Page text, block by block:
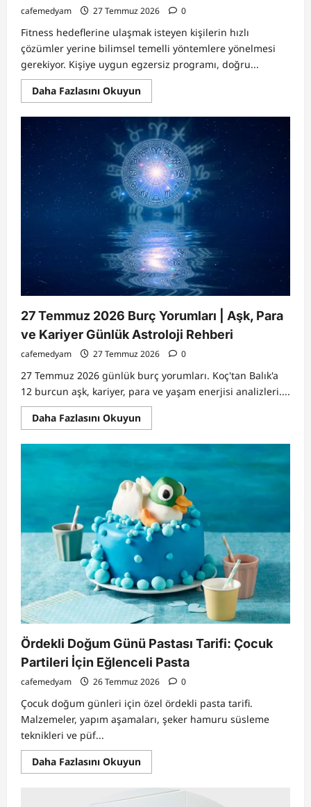
cafemedyam 27 Temmuz 2026 0
Fitness hedeflerine ulaşmak isteyen kişilerin hızlı
çözümler yerine bilimsel temelli yöntemlere yönelmesi
gerekiyor. Kişiye uygun egzersiz programı, doğru...
Daha Fazlasını OkuyunRead
more
Mekik
Karın
Kası
İçin
En
İyi
Egzersiz
mi?
Kas
Gelişimi,
Testosteron
ve
Kadınlarda
Fitness
Gerçekleri
27 Temmuz 2026 Burç Yorumları | Aşk, Para
ve Kariyer Günlük Astroloji Rehberi
cafemedyam 27 Temmuz 2026 0
27 Temmuz 2026 günlük burç yorumları. Koç'tan Balık'a
12 burcun aşk, kariyer, para ve yaşam enerjisi analizleri....
Daha Fazlasını OkuyunRead
more
27
2026
Burç
Yorumları
|
Aşk,
Para
ve
Kariyer
Günlük
Astroloji
Rehberi
Ördekli Doğum Günü Pastası Tarifi: Çocuk
Partileri İçin Eğlenceli Pasta
cafemedyam 26 Temmuz 2026 0
Çocuk doğum günleri için özel ördekli pasta tarifi.
Malzemeler, yapım aşamaları, şeker hamuru süsleme
teknikleri ve püf...
Daha Fazlasını OkuyunRead
more
Ördekli
Doğum